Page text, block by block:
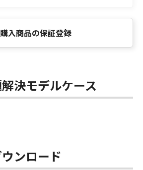
入商品の保証登録
決モデルケース
ンロード